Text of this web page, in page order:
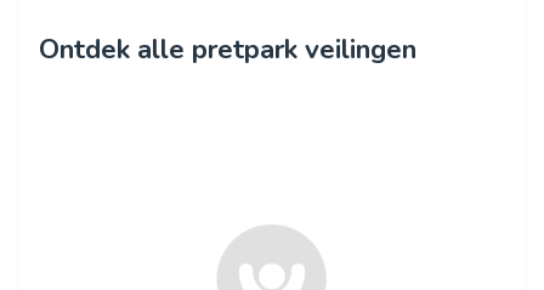
Ontdek alle pretpark veilingen